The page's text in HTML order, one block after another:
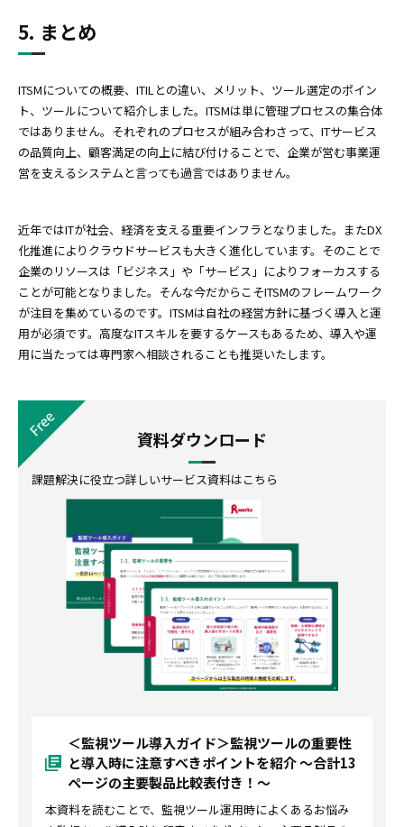
5. まとめ
ITSMについての概要、ITILとの違い、メリット、ツール選定のポイン
ト、ツールについて紹介しました。ITSMは単に管理プロセスの集合体
ではありません。それぞれのプロセスが組み合わさって、ITサービス
の品質向上、顧客満足の向上に結び付けることで、企業が営む事業運
営を支えるシステムと言っても過言ではありません。
近年ではITが社会、経済を支える重要インフラとなりました。またDX
化推進によりクラウドサービスも大きく進化しています。そのことで
企業のリソースは「ビジネス」や「サービス」によりフォーカスする
ことが可能となりました。そんな今だからこそITSMのフレームワーク
が注目を集めているのです。ITSMは自社の経営方針に基づく導入と運
用が必須です。高度なITスキルを要するケースもあるため、導入や運
用に当たっては専門家へ相談されることも推奨いたします。
資料ダウンロード
課題解決に役立つ詳しいサービス資料はこちら
＜監視ツール導入ガイド＞監視ツールの重要性
と導入時に注意すべきポイントを紹介 〜合計13
ページの主要製品比較表付き！〜
本資料を読むことで、監視ツール運用時によくあるお悩み